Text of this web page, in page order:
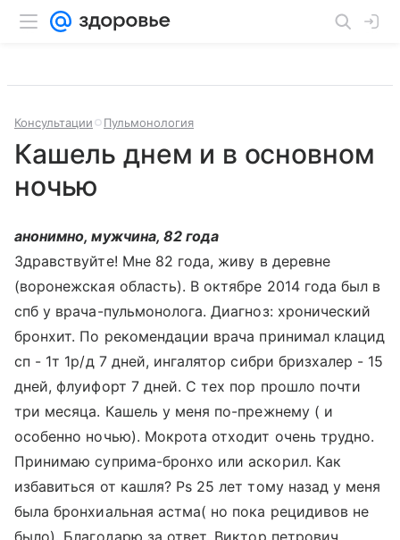
Консультации Пульмонология
Кашель днем и в основном
ночью
анонимно, мужчина, 82 года
Здравствуйте! Мне 82 года, живу в деревне
(воронежская область). В октябре 2014 года был в
спб у врача-пульмонолога. Диагноз: хронический
бронхит. По рекомендации врача принимал клацид
сп - 1т 1р/д 7 дней, ингалятор сибри бризхалер - 15
дней, флуифорт 7 дней. С тех пор прошло почти
три месяца. Кашель у меня по-прежнему ( и
особенно ночью). Мокрота отходит очень трудно.
Принимаю суприма-бронхо или аскорил. Как
избавиться от кашля? Ps 25 лет тому назад у меня
была бронхиальная астма( но пока рецидивов не
было). Благодарю за ответ. Виктор петрович